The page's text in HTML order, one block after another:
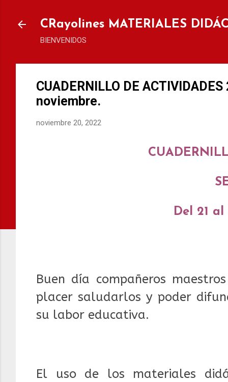
CRayolines MATERIALES
BIENVENIDOS
CUADERNILLO DE
noviembre.
noviembre 20, 2022
Del 21
Buen día compañeros
placer saludarlos y poder
su labor educativa.
El uso de los materiales